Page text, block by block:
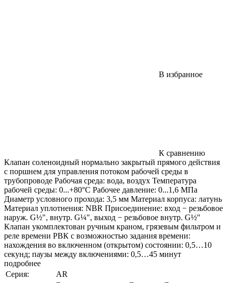
В избранное
К сравнению
Клапан соленоидный нормально закрытый прямого действия
с поршнем для управления потоком рабочей среды в
трубопроводе Рабочая среда: вода, воздух Температура
рабочей среды: 0...+80°С Рабочее давление: 0...1,6 МПа
Диаметр условного прохода: 3,5 мм Материал корпуса: латунь
Материал уплотнения: NBR Присоединение: вход − резьбовое
наруж. G½", внутр. G¼", выход − резьбовое внутр. G½"
Клапан укомплектован ручным краном, грязевым фильтром и
реле времени РВК с возможностью задания времени:
нахождения во включенном (открытом) состоянии: 0,5…10
секунд; паузы между включениями: 0,5…45 минут
подробнее
Серия:
AR